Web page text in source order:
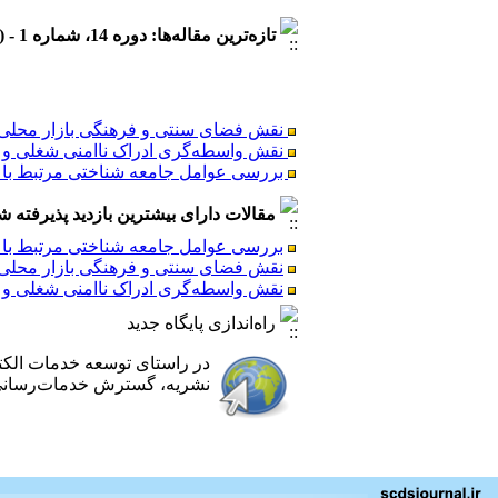
تازه‌ترین مقاله‌ها: دوره 14، شماره 1 - ( 1404/5 )
نقش فضای سنتی و فرهنگی بازار محلی
نقش واسطه‌گری ادراک ناامنی شغلی و
بررسی عوامل جامعه شناختی مرتبط با
نقش فضای سنتی و فرهنگی بازار محلی
نقش واسطه‌گری ادراک ناامنی شغلی و
بررسی عوامل جامعه شناختی مرتبط با
مقالات دارای بیشترین بازدید پذیرفته شده طی
بررسی عوامل جامعه شناختی مرتبط با
نقش فضای سنتی و فرهنگی بازار محلی
نقش واسطه‌گری ادراک ناامنی شغلی و
راه‌اندازی پایگاه جدید
در راستای توسعه خدمات
نشریه، گسترش خدمات‌رسانی